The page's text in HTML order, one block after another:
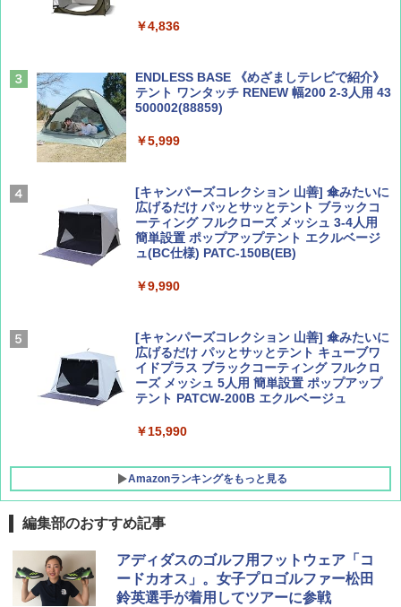
AIRLINE（エアライン）2026年9月号【特
集】ボーイング110周年を祝して！
￥1,760
球の歩き方A ヨーロッパ
ァキア 2026～2027 地球の歩き方A ヨーロッ
￥2,277
新しい日本地理 地図・統計・移動から読み
解く (講談社現代新書)
￥1,540
￥4,836
ENDLESS BASE 《めざましテレビで紹介》
テント ワンタッチ RENEW 幅200 2-3人用 43
500002(88859)
￥5,999
[キャンパーズコレクション 山善] 傘みたいに
広げるだけ パッとサッとテント ブラックコ
ーティング フルクローズ メッシュ 3-4人用
簡単設置 ポップアップテント エクルベージ
ュ(BC仕様) PATC-150B(EB)
￥9,990
[キャンパーズコレクション 山善] 傘みたいに
広げるだけ パッとサッとテント キューブワ
イドプラス ブラックコーティング フルクロ
ーズ メッシュ 5人用 簡単設置 ポップアップ
テント PATCW-200B エクルベージュ
￥15,990
Amazonランキングをもっと見る
DEWEL パラソル 大型 ビーチ アウトドアパ
ラソル ガーデン サイトシート付 折りたたみ
防水 UVカット 4段階高さ調整 軽量 収納袋付
き
編集部のおすすめ記事
アディダスのゴルフ用フットウェア「コ
ードカオス」。女子プロゴルファー松田
鈴英選手が着用してツアーに参戦